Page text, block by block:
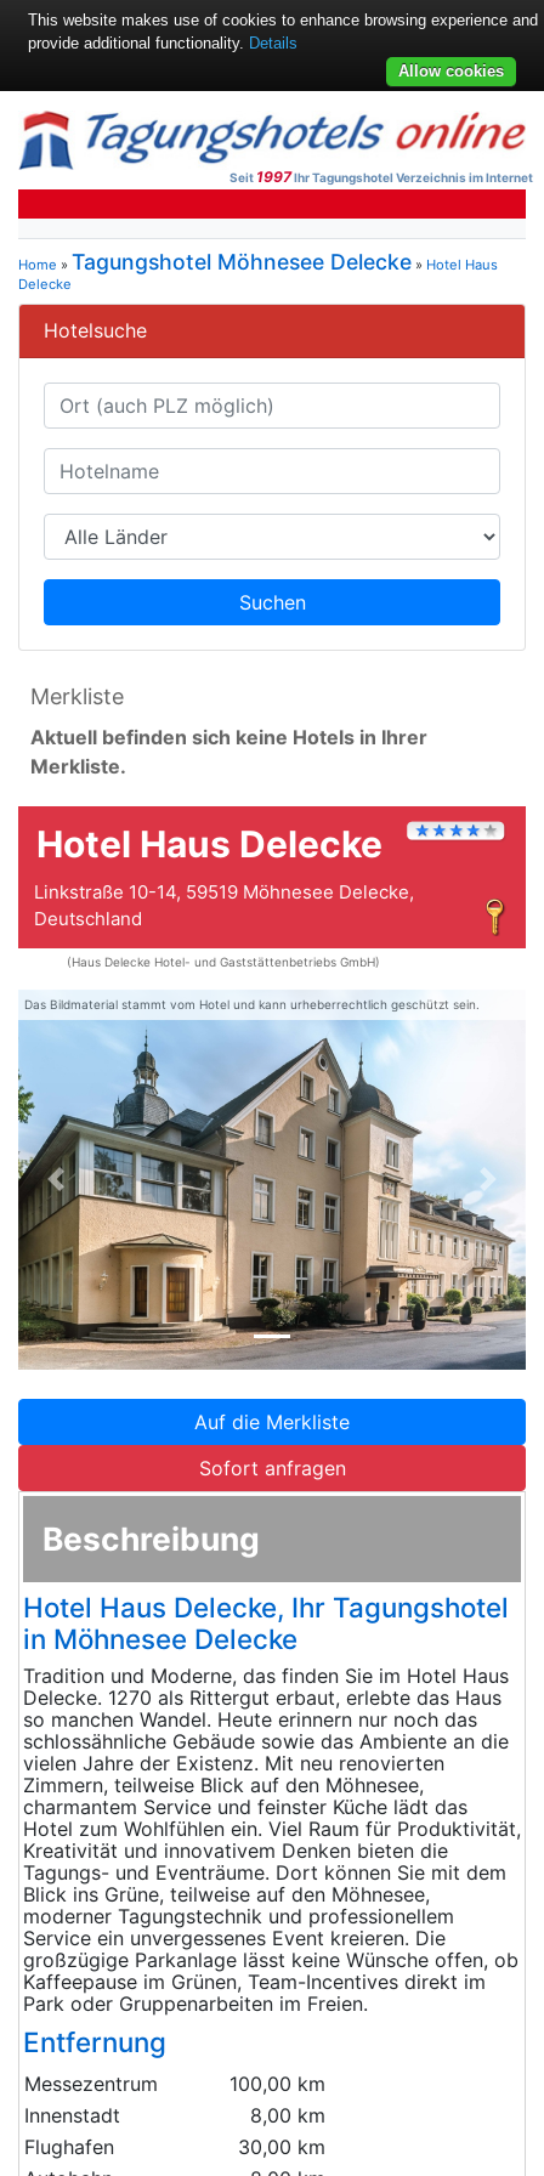
Seit 1997Ihr Tagungshotel Verzeichnis im Internet
Home » Tagungshotel Möhnesee Delecke » Hotel Haus
Delecke
Hotelsuche
Suchen
Merkliste
Aktuell befinden sich keine Hotels in Ihrer
Merkliste.
Hotel Haus Delecke
Linkstraße 10-14, 59519 Möhnesee Delecke,
Deutschland
(Haus Delecke Hotel- und Gaststättenbetriebs GmbH)
Das Bildmaterial stammt vom Hotel und kann urheberrechtlich geschützt sein.
Zurück
Auf die Merkliste
Sofort anfragen
Beschreibung
Hotel Haus Delecke, Ihr Tagungshotel
in Möhnesee Delecke
Tradition und Moderne, das finden Sie im Hotel Haus
Delecke. 1270 als Rittergut erbaut, erlebte das Haus
so manchen Wandel. Heute erinnern nur noch das
schlossähnliche Gebäude sowie das Ambiente an die
vielen Jahre der Existenz. Mit neu renovierten
Zimmern, teilweise Blick auf den Möhnesee,
charmantem Service und feinster Küche lädt das
Hotel zum Wohlfühlen ein. Viel Raum für Produktivität,
Kreativität und innovativem Denken bieten die
Tagungs- und Eventräume. Dort können Sie mit dem
Blick ins Grüne, teilweise auf den Möhnesee,
moderner Tagungstechnik und professionellem
Service ein unvergessenes Event kreieren. Die
großzügige Parkanlage lässt keine Wünsche offen, ob
Kaffeepause im Grünen, Team-Incentives direkt im
Park oder Gruppenarbeiten im Freien.
Entfernung
Messezentrum
100,00 km
Innenstadt
8,00 km
Flughafen
30,00 km
This website makes use of cookies to enhance browsing experience and
provide additional functionality. Details
Allow cookies